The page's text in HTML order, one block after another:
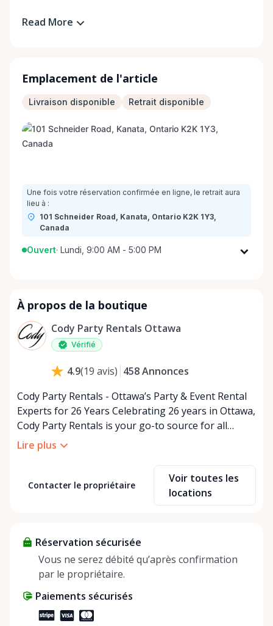
Read More
Emplacement de l'article
Livraison disponible Retrait disponible
Une fois votre réservation confirmée en ligne, le retrait aura
lieu à :
101 Schneider Road, Kanata, Ontario K2K 1Y3,
Canada
Ouvert· Lundi, 9:00 AM - 5:00 PM
Mercredi
Jeudi
9:00 AM - 5:00 PM
Vendredi
Dimanche
À propos de la boutique
Cody Party Rentals Ottawa
Vérifié
4.9(19 avis) 458Annonces
Cody Party Rentals - Ottawa’s Party & Event Rental
Experts for 26 Years Celebrating 26 years in Ottawa,
Cody Party Rentals is your go-to source for all
things party and event rentals. We’re proud to be a
partner of Rent Anything, expanding our offerings
At Cody Party Rentals, we believe in the power of
sharing—giving others the chance to rent out their
helping people enjoy more for less while making a
positive impact on the environment. By choosing to
share instead of buy, we’re all doing our part to
Lire plus
Contacter le propriétaire
Voir toutes les
locations
Réservation sécurisée
Vous ne serez débité qu’après confirmation
par le propriétaire.
Paiements sécurisés